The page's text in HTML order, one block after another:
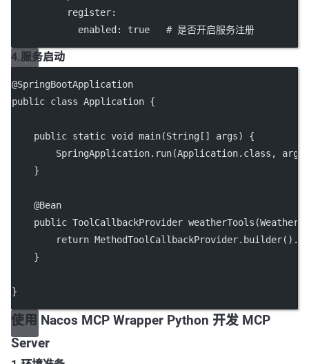
register:
enabled: true # 是否开启服务注册
4.服务启动
@SpringBootApplication
public class Application {
public static void main(String[] args) {
        SpringApplication.
run(Application.class,
    }
    @
Bean
public ToolCallbackProvider weatherTools
return MethodToolCallbackProvider. builder().
    }
}
使用 Nacos MCP Wrapper Python 开发 MCP
Server